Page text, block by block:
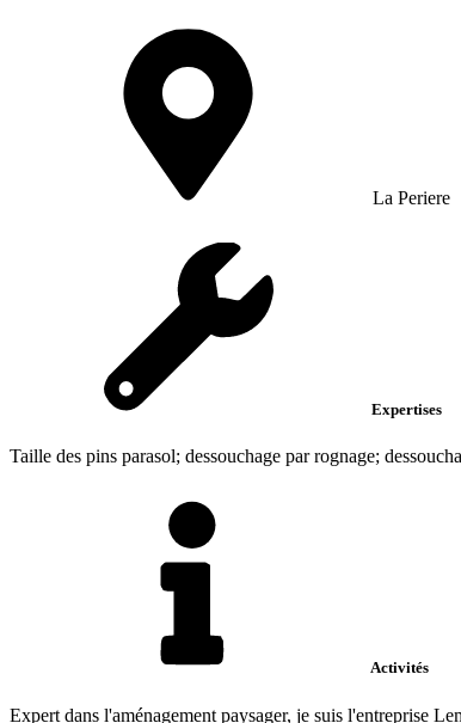
La Periere
Expertises
Taille des pins parasol; dessouchage par rognage;
Activités
Expert dans l'aménagement paysager, je suis l'entreprise